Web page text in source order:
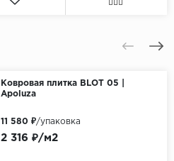
Ковровая плитка BLOT 05 |
Apoluza
2 316 ₽/м2
11 580 ₽/упаковка